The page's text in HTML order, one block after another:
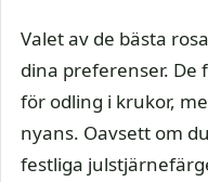
Valet av de bästa
dina preferenser. De
för odling i krukor,
nyans. Oavsett om
festliga